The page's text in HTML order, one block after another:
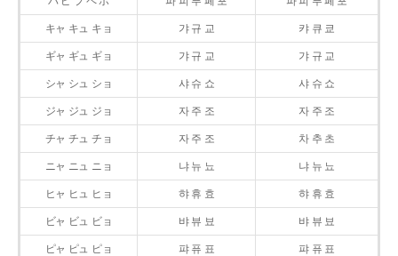
キャ キュ キョ 갸 규 교 캬 큐 쿄
ギャ ギュ ギョ 갸 규 교 갸 규 교
シャ シュ ショ 샤 슈 쇼 샤 슈 쇼
ジャ ジュ ジョ 자 주 조 자 주 조
チャ チュ チョ 자 주 조 차 추 초
ニャ ニュ ニョ 냐 뉴 뇨 냐 뉴 뇨
ヒャ ヒュ ヒョ 햐 휴 효 햐 휴 효
ビャ ビュ ビョ 뱌 뷰 뵤 뱌 뷰 뵤
ピャ ピュ ピョ 퍄 퓨 표 퍄 퓨 표